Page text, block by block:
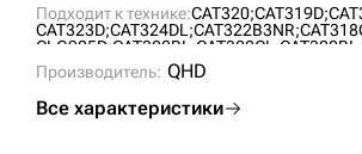
Подходит к технике:CAT320;CAT319D;
CAT323D;CAT324DL;CAT322B3NR;
CLG925D;CAT322BL;CAT322CL;CAT320BL;
CAT322B;
CAT322C; CAT324D;
CAT321BLCR;CAT318CL;
CAT319CLN;
Производитель: QHD
Все характеристики